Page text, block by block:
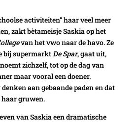
activiteiten” haar veel meer
zakt bètameisje Saskia op het
van het vwo naar de havo. Ze
bij supermarkt De Spar, gaat uit,
zichzelf, tot op de dag van
maar vooral een doener.
aan gebaande paden en dat
haar gruwen.
van Saskia een dramatische